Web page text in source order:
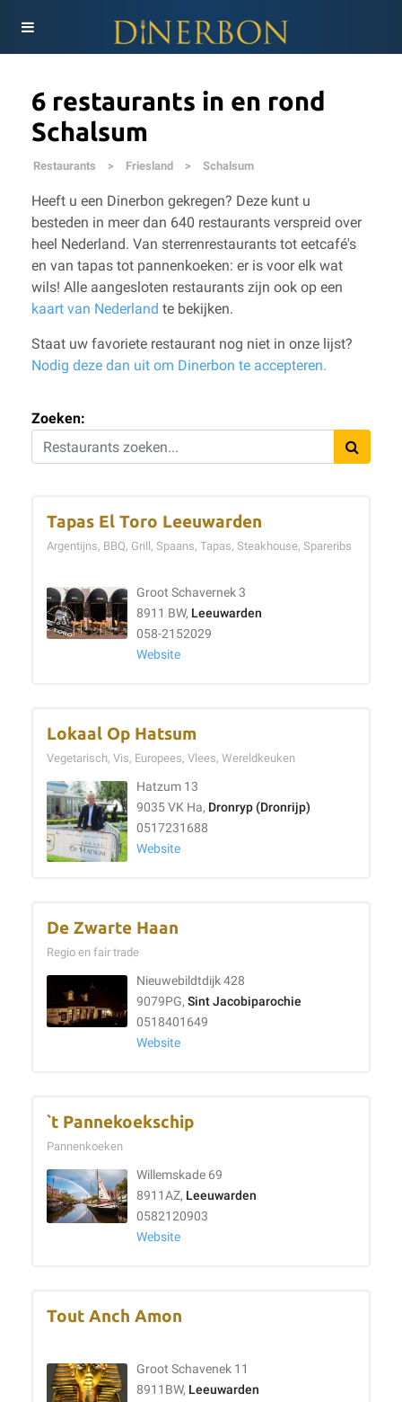
6 restaurants in en rond
Schalsum
Restaurants > Friesland > Schalsum
Heeft u een Dinerbon gekregen? Deze kunt u
besteden in meer dan 640 restaurants verspreid over
heel Nederland. Van sterrenrestaurants tot eetcafé's
en van tapas tot pannenkoeken: er is voor elk wat
wils! Alle aangesloten restaurants zijn ook op een
kaart van Nederland te bekijken.
Staat uw favoriete restaurant nog niet in onze lijst?
Nodig deze dan uit om Dinerbon te accepteren.
Zoeken:
Tapas El Toro Leeuwarden
Argentijns, BBQ, Grill, Spaans, Tapas, Steakhouse, Spareribs
Groot Schavernek 3
8911 BW, Leeuwarden
058-2152029
Website
Lokaal Op Hatsum
Vegetarisch, Vis, Europees, Vlees, Wereldkeuken
Hatzum 13
9035 VK Ha, Dronryp (Dronrijp)
0517231688
Website
De Zwarte Haan
Regio en fair trade
Nieuwebildtdijk 428
9079PG, Sint Jacobiparochie
0518401649
Website
`t Pannekoekschip
Pannenkoeken
Willemskade 69
8911AZ, Leeuwarden
0582120903
Website
Tout Anch Amon
Groot Schavenek 11
8911BW, Leeuwarden